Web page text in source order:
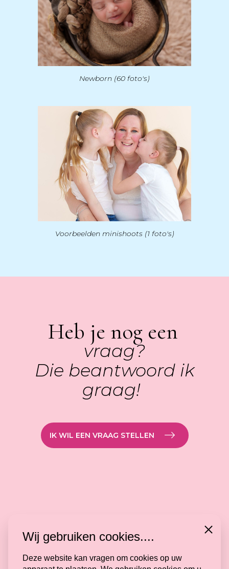
Newborn (60 foto's)
Voorbeelden minishoots (1 foto's)
Heb je nog een
vraag?
Die beantwoord ik
graag!
IK WIL EEN VRAAG STELLEN
Wij gebruiken cookies....
Deze website kan vragen om cookies op uw
Close